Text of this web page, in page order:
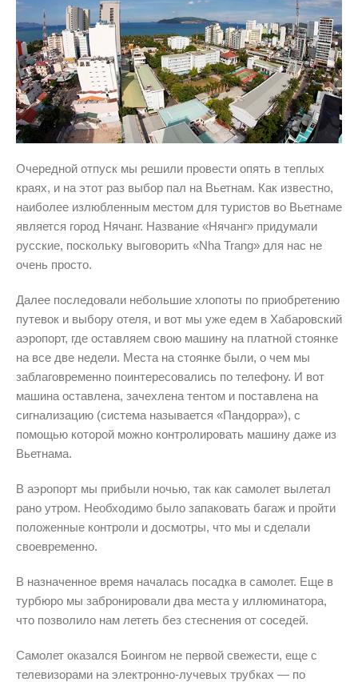
Очередной отпуск мы решили провести опять в теплых
краях, и на этот раз выбор пал на Вьетнам. Как известно,
наиболее излюбленным местом для туристов во Вьетнаме
является город Нячанг. Название «Нячанг» придумали
русские, поскольку выговорить «Nha Trang» для нас не
очень просто.
Далее последовали небольшие хлопоты по приобретению
путевок и выбору отеля, и вот мы уже едем в Хабаровский
аэропорт, где оставляем свою машину на платной стоянке
на все две недели. Места на стоянке были, о чем мы
заблаговременно поинтересовались по телефону. И вот
машина оставлена, зачехлена тентом и поставлена на
сигнализацию (система называется «Пандорра»), с
помощью которой можно контролировать машину даже из
Вьетнама.
В аэропорт мы прибыли ночью, так как самолет вылетал
рано утром. Необходимо было запаковать багаж и пройти
положенные контроли и досмотры, что мы и сделали
своевременно.
В назначенное время началась посадка в самолет. Еще в
турбюро мы забронировали два места у иллюминатора,
что позволило нам лететь без стеснения от соседей.
Самолет оказался Боингом не первой свежести, еще с
телевизорами на электронно-лучевых трубках — по